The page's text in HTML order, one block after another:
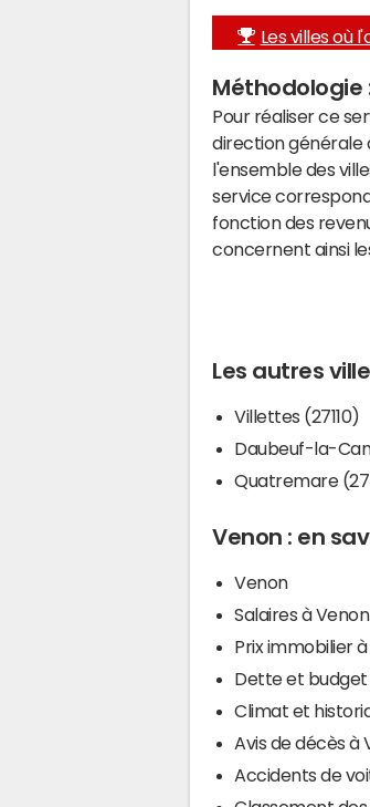
Les villes où
Méthodologie
Pour réaliser ce
direction générale
l'ensemble des
service
fonction des
concernent ainsi
Les autres
Villettes (27110)
Daubeuf-la-
Quatremare
Venon : en
Venon
Salaires à Venon
Prix immobilier
Dette et budget
Climat et
Avis de décès à
Accidents de